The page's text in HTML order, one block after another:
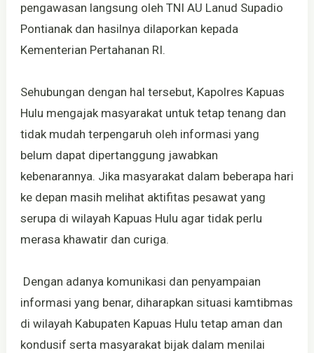
pengawasan langsung oleh TNI AU Lanud Supadio
Pontianak dan hasilnya dilaporkan kepada
Kementerian Pertahanan RI.
Sehubungan dengan hal tersebut, Kapolres Kapuas
Hulu mengajak masyarakat untuk tetap tenang dan
tidak mudah terpengaruh oleh informasi yang
belum dapat dipertanggung jawabkan
kebenarannya. Jika masyarakat dalam beberapa hari
ke depan masih melihat aktifitas pesawat yang
serupa di wilayah Kapuas Hulu agar tidak perlu
merasa khawatir dan curiga.
Dengan adanya komunikasi dan penyampaian
informasi yang benar, diharapkan situasi kamtibmas
di wilayah Kabupaten Kapuas Hulu tetap aman dan
kondusif serta masyarakat bijak dalam menilai